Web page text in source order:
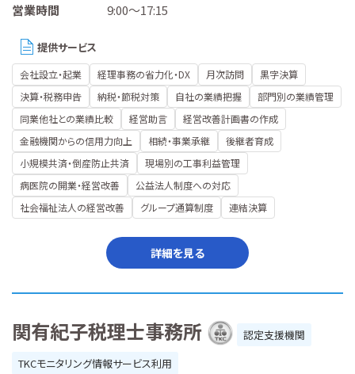
営業時間
9:00～17:15
提供サービス
会社設立・起業 経理事務の省力化・DX 月次訪問
黒字決算
決算・税務申告
納税・節税対策 自社の業績把握
部門別の業績管理
同業他社との業績比較
経営助言
経営改善計画書の作成
金融機関からの信用力向上
相続・事業承継
後継者育成
小規模共済・倒産防止共済
現場別の工事利益管理
病医院の開業・経営改善
公益法人制度への対応
社会福祉法人の経営改善
グループ通算制度 連結決算
詳細を見る
関有紀子税理士事務所
認定支援機関
TKCモニタリング情報サービス利用